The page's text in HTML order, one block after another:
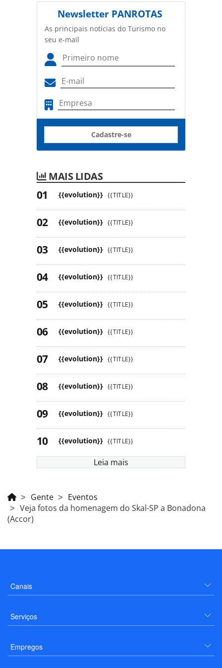
Newsletter PANROTAS
As principais notícias do Turismo no
seu e-mail
Cadastre-se
MAIS LIDAS
{{evolution}} {{TITLE}}
{{evolution}} {{TITLE}}
{{evolution}} {{TITLE}}
{{evolution}} {{TITLE}}
{{evolution}} {{TITLE}}
{{evolution}} {{TITLE}}
{{evolution}} {{TITLE}}
{{evolution}} {{TITLE}}
{{evolution}} {{TITLE}}
{{evolution}} {{TITLE}}
Leia mais
Gente
Eventos
Veja fotos da homenagem do Skal-SP a Bonadona
(Accor)
Canais
Serviços
Empregos